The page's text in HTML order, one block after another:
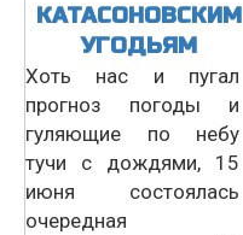
КАТАСОНОВСКИМ
УГОДЬЯМ
Хоть нас и пугал
прогноз погоды и
гуляющие по небу
тучи с дождями, 15
июня состоялась
очередная